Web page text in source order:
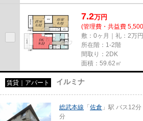
7.2万円
(管理費・共益費
敷：0ヶ月｜礼：2万円
所在階：1-2階
間取り：2DK
面積：59.62㎡
賃貸｜アパート イルミナ
総武本線 「佐倉 」駅 バス12
分